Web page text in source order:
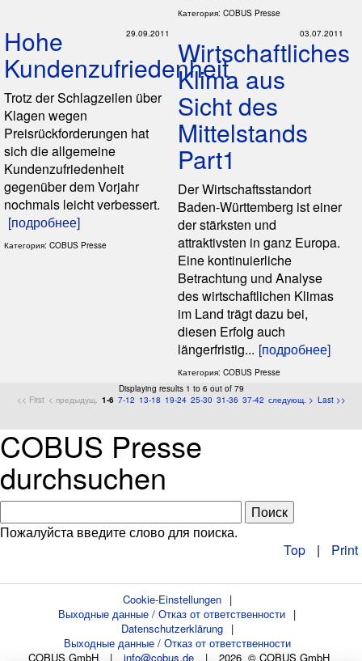
Категория: COBUS Presse
29.09.2011
Hohe
Kundenzufriedenheit
Trotz der Schlagzeilen über
Klagen wegen
Preisrückforderungen hat
sich die allgemeine
Kundenzufriedenheit
gegenüber dem Vorjahr
nochmals leicht verbessert.
[подробнее]
Категория: COBUS Presse
03.07.2011
Wirtschaftliches
Klima aus
Sicht des
Mittelstands
Part1
Der Wirtschaftsstandort
Baden-Württemberg ist einer
der stärksten und
attraktivsten in ganz Europa.
Eine kontinuierliche
Betrachtung und Analyse
des wirtschaftlichen Klimas
im Land trägt dazu bei,
diesen Erfolg auch
längerfristig... [подробнее]
Категория: COBUS Presse
Displaying results 1 to 6 out of 79
<< First < предыдущ. 1-6 7-12 13-18 19-24 25-30 31-36 37-42 следующ. > Last >>
COBUS Presse
durchsuchen
Пожалуйста введите слово для поиска.
Top
| Print
Cookie-Einstellungen
|
Выходные данные / Отказ от ответственности |
Datenschutzerklärung
|
Выходные данные / Отказ от ответственности
COBUS GmbH
| info@cobus.de | 2026 © COBUS GmbH